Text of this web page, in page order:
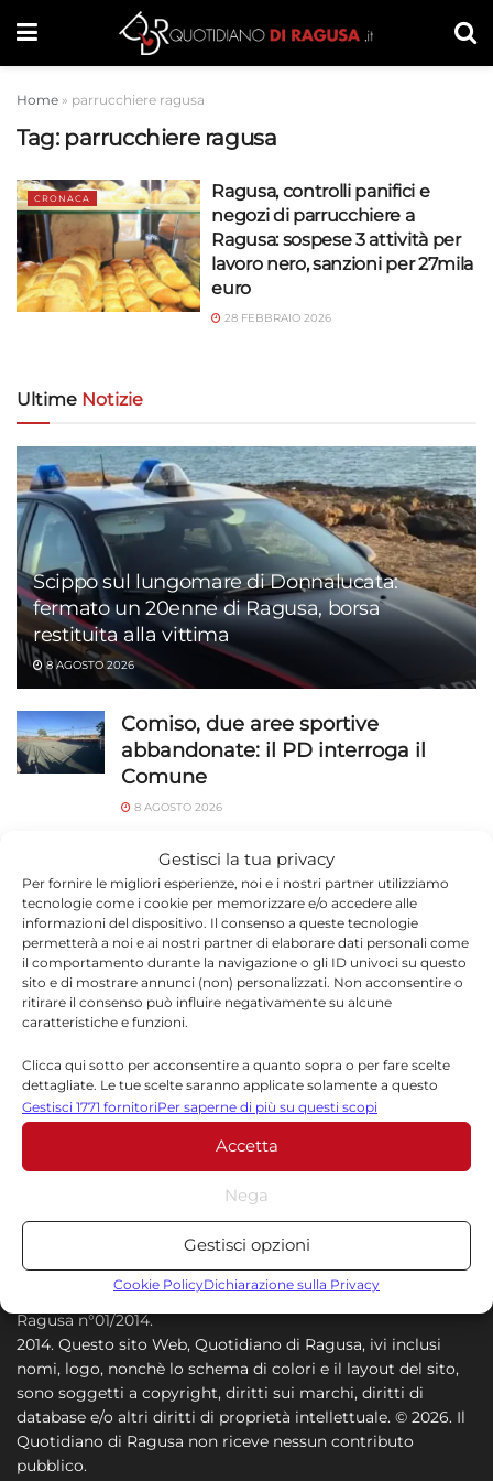
Gestisci la tua privacy
Per fornire le migliori esperienze, noi e i nostri partner utilizziamo
tecnologie come i cookie per memorizzare e/o accedere alle
informazioni del dispositivo. Il consenso a queste tecnologie
permetterà a noi e ai nostri partner di elaborare dati personali come
il comportamento durante la navigazione o gli ID univoci su questo
sito e di mostrare annunci (non) personalizzati. Non acconsentire o
ritirare il consenso può influire negativamente su alcune
caratteristiche e funzioni.
Clicca qui sotto per acconsentire a quanto sopra o per fare scelte
dettagliate. Le tue scelte saranno applicate solamente a questo
sito. È possibile modificare le impostazioni in qualsiasi momento,
compreso il ritiro del consenso, utilizzando i pulsanti della Cookie
Policy o cliccando sul pulsante di gestione del consenso nella parte
inferiore dello schermo.
Statistiche
Archiviare informazioni su dispositivo e/o accedervi, Misurare le
prestazioni degli annunci, Misurare le prestazioni dei contenuti,
combinazione di dati provenienti da fonti diverse.
Marketing
Archiviare informazioni su dispositivo e/o accedervi, Utilizzare
dati limitati per la selezione della pubblicità, Creare profili per la
pubblicità personalizzata, Utilizzare profili per la selezione di
Gestisci 1771 fornitoriPer saperne di più su questi scopi
Accetta
Nega
Gestisci opzioni
Cookie PolicyDichiarazione sulla Privacy
Home » parrucchiere ragusa
Tag: parrucchiere ragusa
CRONACA
Ragusa, controlli panifici e
negozi di parrucchiere a
Ragusa: sospese 3 attività per
lavoro nero, sanzioni per 27mila
euro
28 FEBBRAIO 2026
Ultime Notizie
Scippo sul lungomare di Donnalucata:
fermato un 20enne di Ragusa, borsa
restituita alla vittima
8 AGOSTO 2026
Comiso, due aree sportive
abbandonate: il PD interroga il
Comune
8 AGOSTO 2026
A Ragusa nasce l’AIDC:
l’associazione dottori
commercialisti di Ragusa
8 AGOSTO 2026
Etna blocca gli arrivi a Catania:
ecco cosa rimborsa davvero la
8 AGOSTO 2026
Direttore Responsabile: Felicia Rinzo - Editore QDR News -
P.IVA 01673640882 - Testata registrata al Tribunale di
Ragusa n°01/2014.
2014. Questo sito Web, Quotidiano di Ragusa, ivi inclusi
nomi, logo, nonchè lo schema di colori e il layout del sito,
sono soggetti a copyright, diritti sui marchi, diritti di
database e/o altri diritti di proprietà intellettuale. © 2026. Il
Quotidiano di Ragusa non riceve nessun contributo
pubblico.